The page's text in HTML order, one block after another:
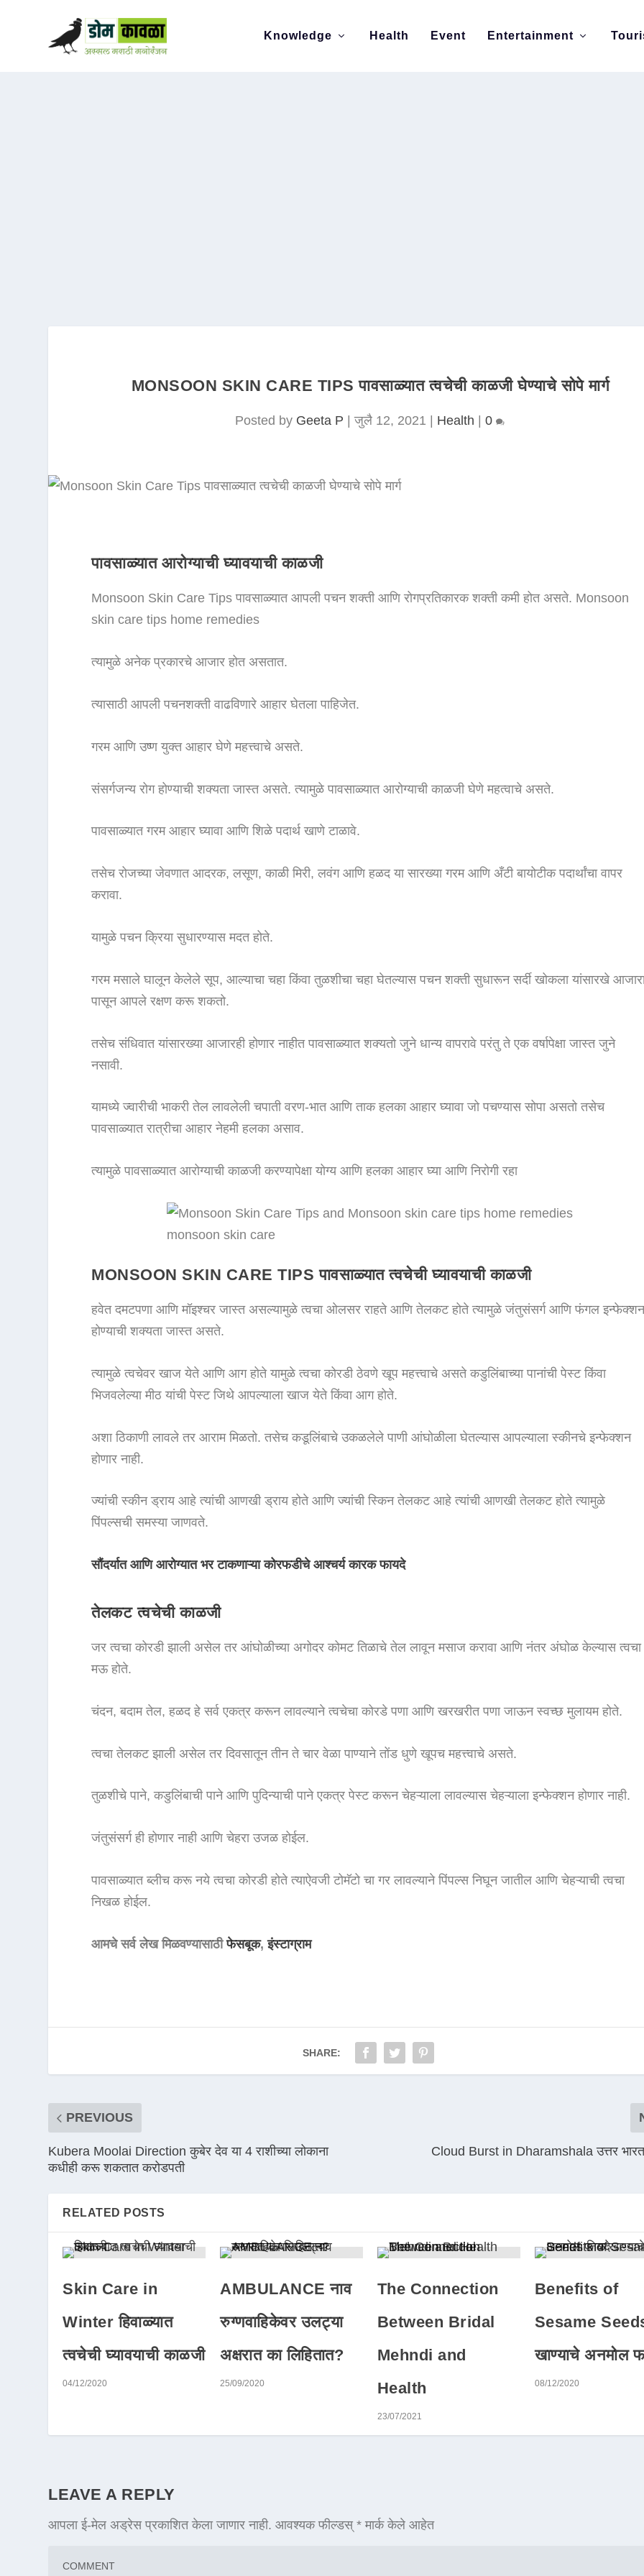
Knowledge Health Event Entertainment
MONSOON SKIN CARE TIPS पावसाळ्यात त्वचेची काळजी घेण्याचे सोपे मार्ग
Posted by Geeta P |जुलै 12, 2021 Health |0
पावसाळ्यात आरोग्याची घ्यावयाची काळजी
Monsoon Skin Care Tips पावसाळ्यात आपली पचन शक्ती आणि रोगप्रतिकारक शक्ती कमी होत असते. Monsoon
skin care tips home remedies
त्यामुळे अनेक प्रकारचे आजार होत असतात.
त्यासाठी आपली पचनशक्ती वाढविणारे आहार घेतला पाहिजेत.
गरम आणि उष्ण युक्त आहार घेणे महत्त्वाचे असते.
संसर्गजन्य रोग होण्याची शक्यता जास्त असते. त्यामुळे पावसाळ्यात आरोग्याची काळजी घेणे महत्वाचे असते.
पावसाळ्यात गरम आहार घ्यावा आणि शिळे पदार्थ खाणे टाळावे.
तसेच रोजच्या जेवणात आदरक, लसूण, काळी मिरी, लवंग आणि हळद या सारख्या गरम आणि अँटी बायोटीक पदार्थांचा वापर
करावा.
यामुळे पचन क्रिया सुधारण्यास मदत होते.
गरम मसाले घालून केलेले सूप, आल्याचा चहा किंवा तुळशीचा चहा घेतल्यास पचन शक्‍ती सुधारून सर्दी खोकला यांसारखे
पासून आपले रक्षण करू शकतो.
तसेच संधिवात यांसारख्या आजारही होणार नाहीत पावसाळ्यात शक्यतो जुने धान्य वापरावे परंतु ते एक वर्षापेक्षा जास्त जुने
नसावी.
यामध्ये ज्वारीची भाकरी तेल लावलेली चपाती वरण-भात आणि ताक हलका आहार घ्यावा जो पचण्यास सोपा असतो तसेच
पावसाळ्यात रात्रीचा आहार नेहमी हलका असाव.
त्यामुळे पावसाळ्यात आरोग्याची काळजी करण्यापेक्षा योग्य आणि हलका आहार घ्या आणि निरोगी रहा
monsoon skin care
MONSOON SKIN CARE TIPSपावसाळ्यात त्वचेची घ्यावयाची काळजी
हवेत दमटपणा आणि मॉइश्चर जास्त असल्यामुळे त्वचा ओलसर राहते आणि तेलकट होते त्यामुळे जंतुसंसर्ग आणि फंगल
होण्याची शक्यता जास्त असते.
त्यामुळे त्वचेवर खाज येते आणि आग होते यामुळे त्वचा कोरडी ठेवणे खूप महत्त्वाचे असते कडुलिंबाच्या पानांची पेस्ट किंवा
भिजवलेल्या मीठ यांची पेस्ट जिथे आपल्याला खाज येते किंवा आग होते.
अशा ठिकाणी लावले तर आराम मिळतो. तसेच कडूलिंबाचे उकळलेले पाणी आंघोळीला घेतल्यास आपल्याला स्कीनचे इन्फेक्शन
होणार नाही.
ज्यांची स्कीन ड्राय आहे त्यांची आणखी ड्राय होते आणि ज्यांची स्किन तेलकट आहे त्यांची आणखी तेलकट होते त्यामुळे
पिंपल्सची समस्या जाणवते.
सौंदर्यात आणि आरोग्यात भर टाकणाऱ्या कोरफडीचे आश्चर्य कारक फायदे
तेलकट त्वचेची काळजी
जर त्वचा कोरडी झाली असेल तर आंघोळीच्या अगोदर कोमट तिळाचे तेल लावून मसाज करावा आणि नंतर अंघोळ केल्यास त्वचा
मऊ होते.
चंदन, बदाम तेल, हळद हे सर्व एकत्र करून लावल्याने त्वचेचा कोरडे पणा आणि खरखरीत पणा जाऊन स्वच्छ मुलायम होते.
त्वचा तेलकट झाली असेल तर दिवसातून तीन ते चार वेळा पाण्याने तोंड धुणे खूपच महत्त्वाचे असते.
तुळशीचे पाने, कडुलिंबाची पाने आणि पुदिन्याची पाने एकत्र पेस्ट करून चेहऱ्याला लावल्यास चेहऱ्याला इन्फेक्शन होणार नाही.
जंतुसंसर्ग ही होणार नाही आणि चेहरा उजळ होईल.
पावसाळ्यात ब्लीच करू नये त्वचा कोरडी होते त्याऐवजी टोमॅटो चा गर लावल्याने पिंपल्स निघून जातील आणि चेहऱ्याची त्वचा
निखळ होईल.
आमचे सर्व लेख मिळवण्यासाठीफेसबूक,इंस्टाग्राम
SHARE:
PREVIOUS
Kubera Moolai Direction कुबेर देव या 4 राशीच्या लोकाना
कधीही करू शकतात करोडपती
Cloud Burst in Dharamshala उत्तर
RELATED POSTS
Skin Care in
Winter हिवाळ्यात
त्वचेची घ्यावयाची काळजी
04/12/2020
AMBULANCE नाव
रुग्णवाहिकेवर उलट्या
अक्षरात का लिहितात?
25/09/2020
The Connection
Between Bridal
Mehndi and
Health
23/07/2021
Benefits of
Sesame
खाण्याचे अनमोल
08/12/2020
LEAVE A REPLY
आपला ई-मेल अड्रेस प्रकाशित केला जाणार नाही. आवश्यक फील्डस्* मार्क केले आहेत